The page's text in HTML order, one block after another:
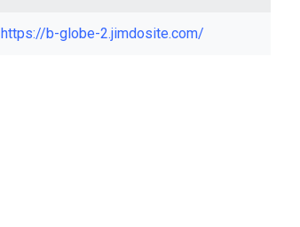
https://b-globe-2.jimdosite.com/